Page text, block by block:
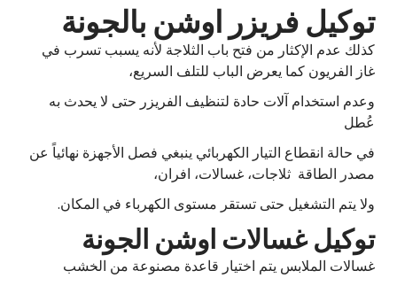
توكيل فريزر اوشن بالجونة
كذلك عدم الإكثار من فتح باب الثلاجة لأنه يسبب تسرب في
غاز الفريون كما يعرض الباب للتلف السريع،
وعدم استخدام آلات حادة لتنظيف الفريزر حتى لا يحدث به
عُطل
في حالة انقطاع التيار الكهربائي ينبغي فصل الأجهزة نهائياً عن
مصدر الطاقة ثلاجات، غسالات، افران،
ولا يتم التشغيل حتى تستقر مستوى الكهرباء في المكان.
توكيل غسالات اوشن الجونة
غسالات الملابس يتم اختيار قاعدة مصنوعة من الخشب